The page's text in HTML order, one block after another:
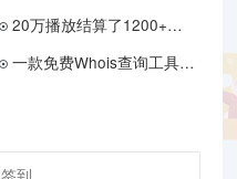
20万播放结算了1200+？抖音星图，0粉丝入驻接广告，搬运就能有收益！
一款免费Whois查询工具 - WhoisApe
签到